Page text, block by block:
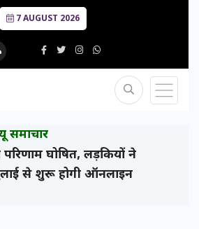
7 AUGUST 2026
समाचार
परिणाम घोषित, लड़कियों ने
से शुरू होगी ऑनलाइन